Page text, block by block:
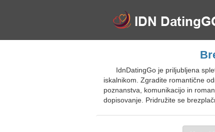
IdnDatingGo je priljubljena
iskalnikom. Zgradite romantične
poznanstva, komunikacijo in
dopisovanje. Pridružite se